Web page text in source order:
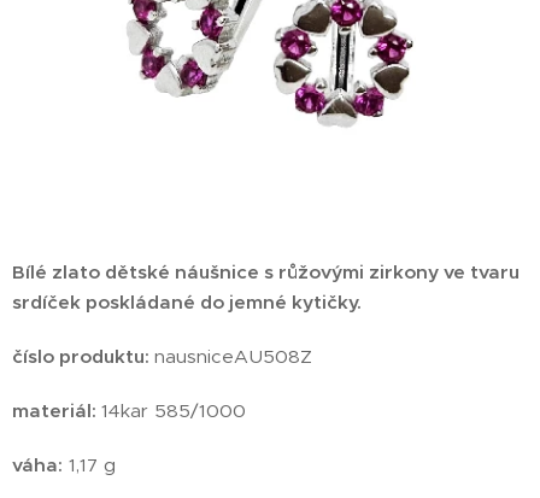
Bílé zlato dětské náušnice s růžovými zirkony ve tvaru
srdíček poskládané do jemné kytičky.
číslo produktu: nausniceAU508Z
materiál: 14kar 585/1000
váha: 1,17 g